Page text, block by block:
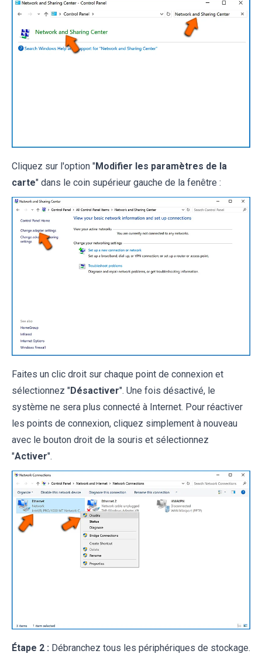
Cliquez sur l'option "Modifier les paramètres de la
carte" dans le coin supérieur gauche de la fenêtre :
Faites un clic droit sur chaque point de connexion et
sélectionnez "Désactiver". Une fois désactivé, le
système ne sera plus connecté à Internet. Pour réactiver
les points de connexion, cliquez simplement à nouveau
avec le bouton droit de la souris et sélectionnez
"Activer".
Étape 2 : Débranchez tous les périphériques de stockage.